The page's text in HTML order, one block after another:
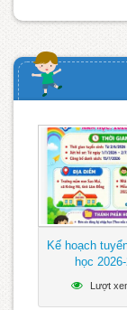
Kế hoạch
học
Lượt